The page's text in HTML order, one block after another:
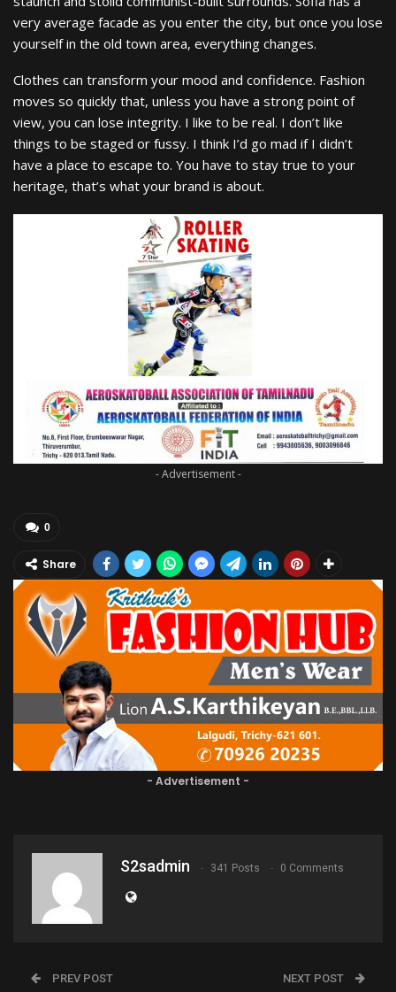
very average facade as you enter the city, but once you lose
yourself in the old town area, everything changes.
Clothes can transform your mood and confidence. Fashion
moves so quickly that, unless you have a strong point of
view, you can lose integrity. I like to be real. I don’t like
things to be staged or fussy. I think I’d go mad if I didn’t
have a place to escape to. You have to stay true to your
heritage, that’s what your brand is about.
- Advertisement -
0
Share
- Advertisement -
S2sadmin 341 Posts 0 Comments
PREV POST NEXT POST